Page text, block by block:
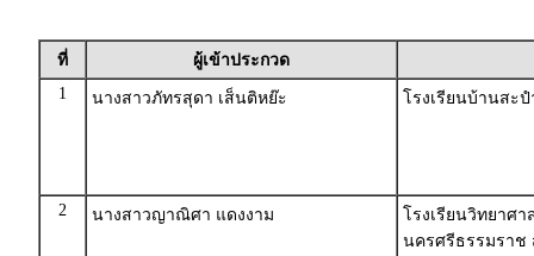
ที่
ผู้เข้าประกวด
1
นางสาวภัทรสุดา เส็นติหย๊ะ โรงเรียนบ้านสะ
2 นางสาวญาณิศา แดงงาม
โรงเรียนวิทยาศ
นครศรีธรรมราช